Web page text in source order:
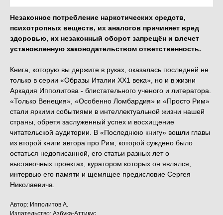
Незаконное потребление наркотических средств,
психотропных веществ, их аналогов причиняет вред
здоровью, их незаконный оборот запрещён и влечет
установленную законодательством ответственность.
Книга, которую вы держите в руках, оказалась последней не
только в серии «Образы Италии ХХ1 века», но и в жизни
Аркадия Ипполитова - блистательного ученого и литератора.
«Только Венеция», «Особенно Ломбардия» и «Просто Рим»
стали яркими событиями в интеллектуальной жизни нашей
страны, обретя заслуженный успех и восхищение
читательской аудитории. В «Последнюю книгу» вошли главы
из второй книги автора про Рим, которой суждено было
остаться недописанной, его статьи разных лет о
выставочных проектах, куратором которых он являлся,
интервью его памяти и щемящее предисловие Сергея
Николаевича.
Автор: Ипполитов А.